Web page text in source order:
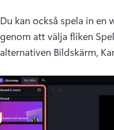
Du kan också spela in en
genom att välja fliken
alternativen Bildskärm,